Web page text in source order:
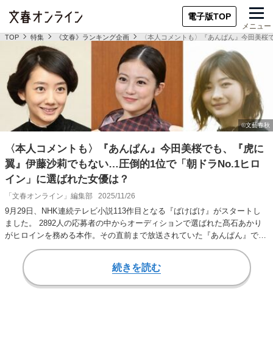
電子版TOP
メニュー
TOP 特集 《文春》ランキング企画 〈本人コメントも〉『あんぱん』今田美
〈本人コメントも〉『あんぱん』今田美桜でも、『虎に
翼』伊藤沙莉でもない…圧倒的1位で「朝ドラNo.1ヒロ
イン」に選ばれた女優は？
「文春オンライン」編集部 2025/11/26
9月29日、NHK連続テレビ小説113作目となる『ばけばけ』がスタートし
ました。 2892人の応募者の中からオーディションで選ばれた髙石あかり
がヒロインを務める本作。その直前まで放送されていた『あんぱん』で
は、今田…
続きを読む